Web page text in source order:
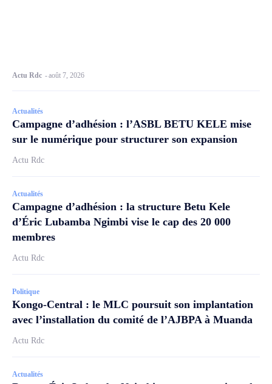
Actu Rdc -août 7, 2026
Actualités
Campagne d’adhésion : l’ASBL BETU KELE mise
sur le numérique pour structurer son expansion
Actu Rdc
Actualités
Campagne d’adhésion : la structure Betu Kele
d’Éric Lubamba Ngimbi vise le cap des 20 000
membres
Actu Rdc
Politique
Kongo-Central : le MLC poursuit son implantation
avec l’installation du comité de l’AJBPA à Muanda
Actu Rdc
Actualités